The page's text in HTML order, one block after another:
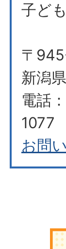
子ど
〒
新潟
電話
1077
お問